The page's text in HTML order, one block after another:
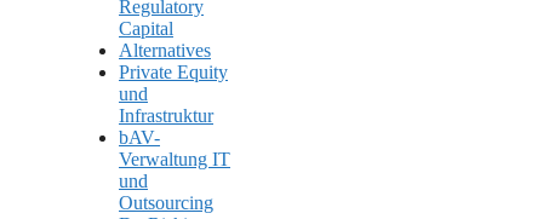
Regulatory
Capital
Alternatives
Private Equity
und
Infrastruktur
bAV-
Verwaltung IT
und
Outsourcing